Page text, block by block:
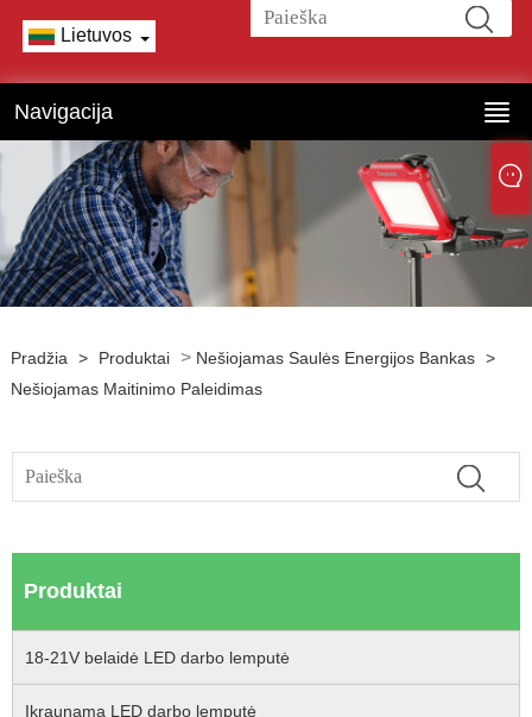
Lietuvos
Navigacija
Pradžia > Produktai > Nešiojamas Saulės Energijos Bankas >
Nešiojamas Maitinimo Paleidimas
Produktai
18-21V belaidė LED darbo lemputė
Įkraunama LED darbo lemputė